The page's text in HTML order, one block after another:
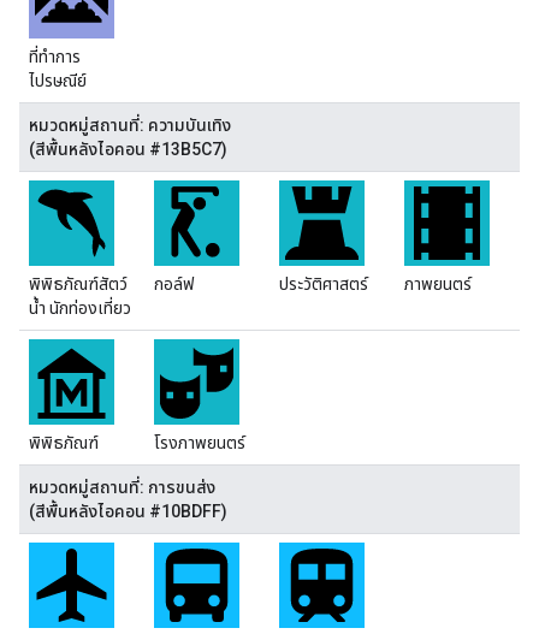
ที่ทำการ
ไปรษณีย์
หมวดหมู่สถานที่: ความบันเทิง
(สีพื้นหลังไอคอน #13B5C7)
พิพิธภัณฑ์สัตว์
น้ำ นักท่องเที่ยว
กอล์ฟ ประวัติศาสตร์ ภาพยนตร์
พิพิธภัณฑ์ โรงภาพยนตร์
หมวดหมู่สถานที่: การขนส่ง
(สีพื้นหลังไอคอน #10BDFF)